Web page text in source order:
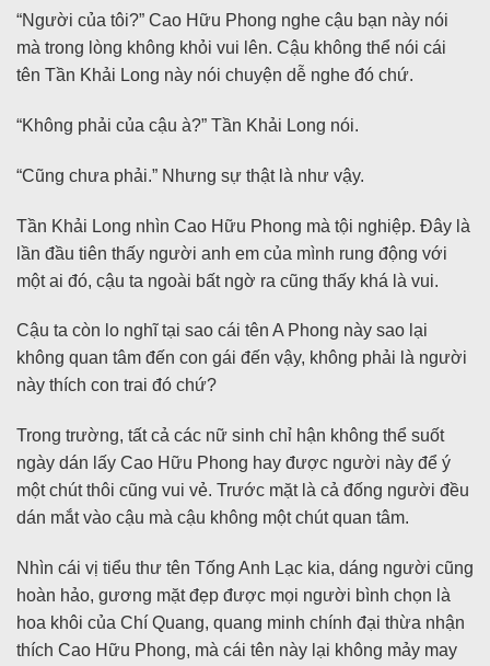
“Người của tôi?” Cao Hữu Phong nghe cậu bạn này nói
mà trong lòng không khỏi vui lên. Cậu không thể nói cái
tên Tần Khải Long này nói chuyện dễ nghe đó chứ.
“Không phải của cậu à?” Tần Khải Long nói.
“Cũng chưa phải.” Nhưng sự thật là như vậy.
Tần Khải Long nhìn Cao Hữu Phong mà tội nghiệp. Đây là
lần đầu tiên thấy người anh em của mình rung động với
một ai đó, cậu ta ngoài bất ngờ ra cũng thấy khá là vui.
Cậu ta còn lo nghĩ tại sao cái tên A Phong này sao lại
không quan tâm đến con gái đến vậy, không phải là người
này thích con trai đó chứ?
Trong trường, tất cả các nữ sinh chỉ hận không thể suốt
ngày dán lấy Cao Hữu Phong hay được người này để ý
một chút thôi cũng vui vẻ. Trước mặt là cả đống người đều
dán mắt vào cậu mà cậu không một chút quan tâm.
Nhìn cái vị tiểu thư tên Tống Anh Lạc kia, dáng người cũng
hoàn hảo, gương mặt đẹp được mọi người bình chọn là
hoa khôi của Chí Quang, quang minh chính đại thừa nhận
thích Cao Hữu Phong, mà cái tên này lại không mảy may